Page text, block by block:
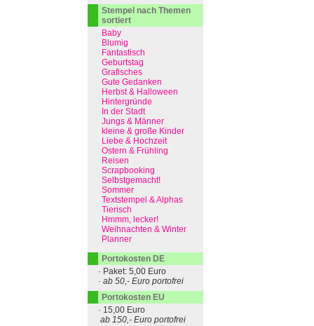
Stempel nach Themen
sortiert
Baby
Blumig
Fantastisch
Geburtstag
Grafisches
Gute Gedanken
Herbst & Halloween
Hintergründe
In der Stadt
Jungs & Männer
kleine & große Kinder
Liebe & Hochzeit
Ostern & Frühling
Reisen
Scrapbooking
Selbstgemacht!
Sommer
Textstempel & Alphas
Tierisch
Hmmm, lecker!
Weihnachten & Winter
Planner
Portokosten DE
· Paket: 5,00 Euro
· ab 50,- Euro portofrei
Portokosten EU
· 15,00 Euro
ab 150,- Euro portofrei